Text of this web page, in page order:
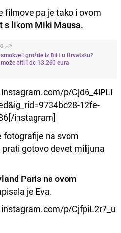
filmove pa je tako i ovom
s likom Miki Mausa.
i grožđe iz BiH u Hrvatsku?
biti i do 13.260 eura
p/Cjd6_4iPLI
12fe-
instagram]
fotografije na svom
gotovo devet milijuna
Paris na ovom
je Eva.
p/CjfpiL2r7_u